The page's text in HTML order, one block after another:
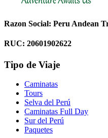
Razon Social: Peru Andean
RUC: 20601902622
Tipo de Viaje
Caminatas
Tours
Selva del Perú
Caminatas Full Day
Sur del Perú
Paquetes